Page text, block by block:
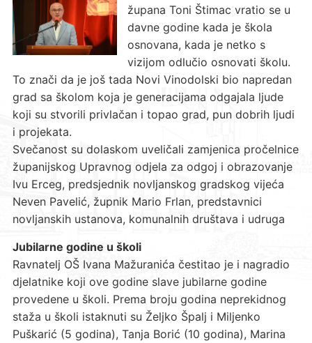
župana Toni Štimac vratio se u
davne godine kada je škola
osnovana, kada je netko s
vizijom odlučio osnovati školu.
To znači da je još tada Novi Vinodolski bio napredan
grad sa školom koja je generacijama odgajala ljude
koji su stvorili privlačan i topao grad, pun dobrih ljudi
i projekata.
Svečanost su dolaskom uveličali zamjenica pročelnice
županijskog Upravnog odjela za odgoj i obrazovanje
Ivu Erceg, predsjednik novljanskog gradskog vijeća
Neven Pavelić, župnik Mario Frlan, predstavnici
novljanskih ustanova, komunalnih društava i udruga
Jubilarne godine u školi
Ravnatelj OŠ Ivana Mažuranića čestitao je i nagradio
djelatnike koji ove godine slave jubilarne godine
provedene u školi. Prema broju godina neprekidnog
staža u školi istaknuti su Željko Špalj i Miljenko
Puškarić (5 godina), Tanja Borić (10 godina), Marina